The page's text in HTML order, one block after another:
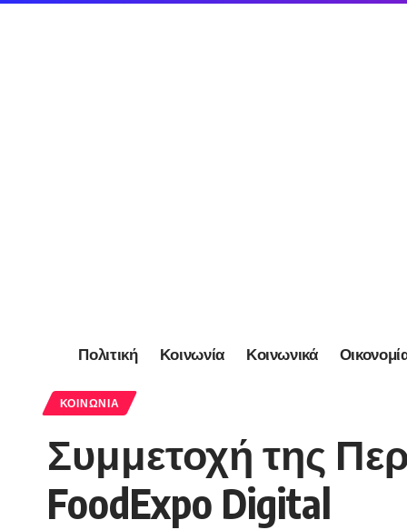
Πολιτική Κοινωνία Κοινωνικά
ΚΟΙΝΩΝΊΑ
Συμμετοχή της
FoodExpo Digital